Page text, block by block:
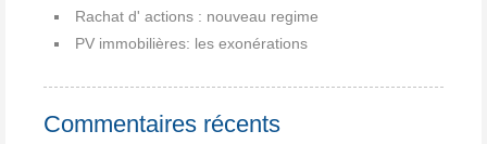
Rachat d' actions : nouveau regime
PV immobilières: les exonérations
Commentaires récents